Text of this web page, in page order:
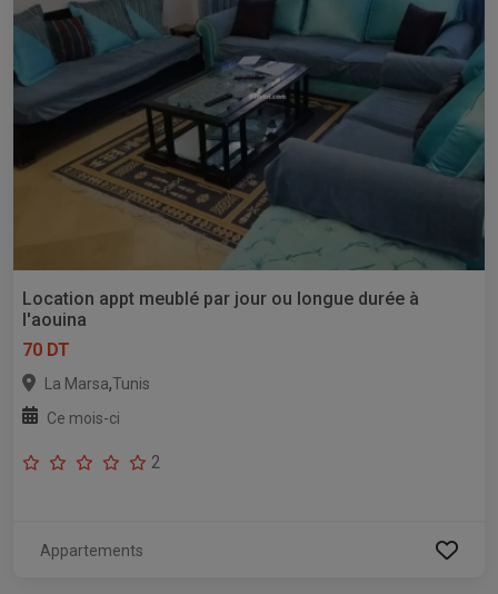
Location appt meublé par jour ou longue durée à
l'aouina
70 DT
La Marsa,Tunis
Ce mois-ci
2
Appartements